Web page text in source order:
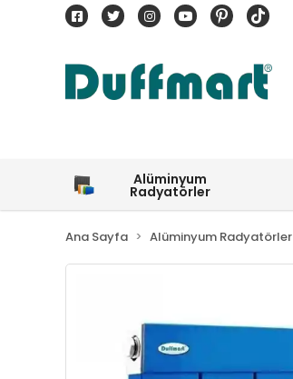
Alüminyum
Radyatörler
Ana Sayfa Alüminyum Radyatörler